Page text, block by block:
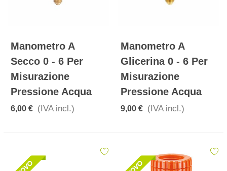
Manometro A
Secco 0 - 6 Per
Misurazione
Pressione Acqua
6,00 € (IVA incl.)
Manometro A
Glicerina 0 - 6 Per
Misurazione
Pressione Acqua
9,00 € (IVA incl.)